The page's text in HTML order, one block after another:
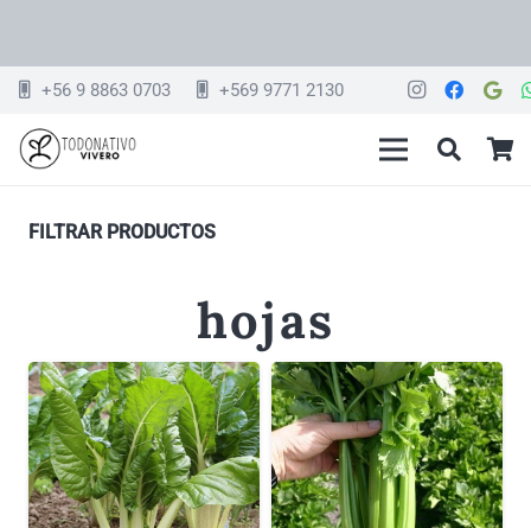
+56 9 8863 0703 +569 9771 2130
FILTRAR PRODUCTOS
hojas